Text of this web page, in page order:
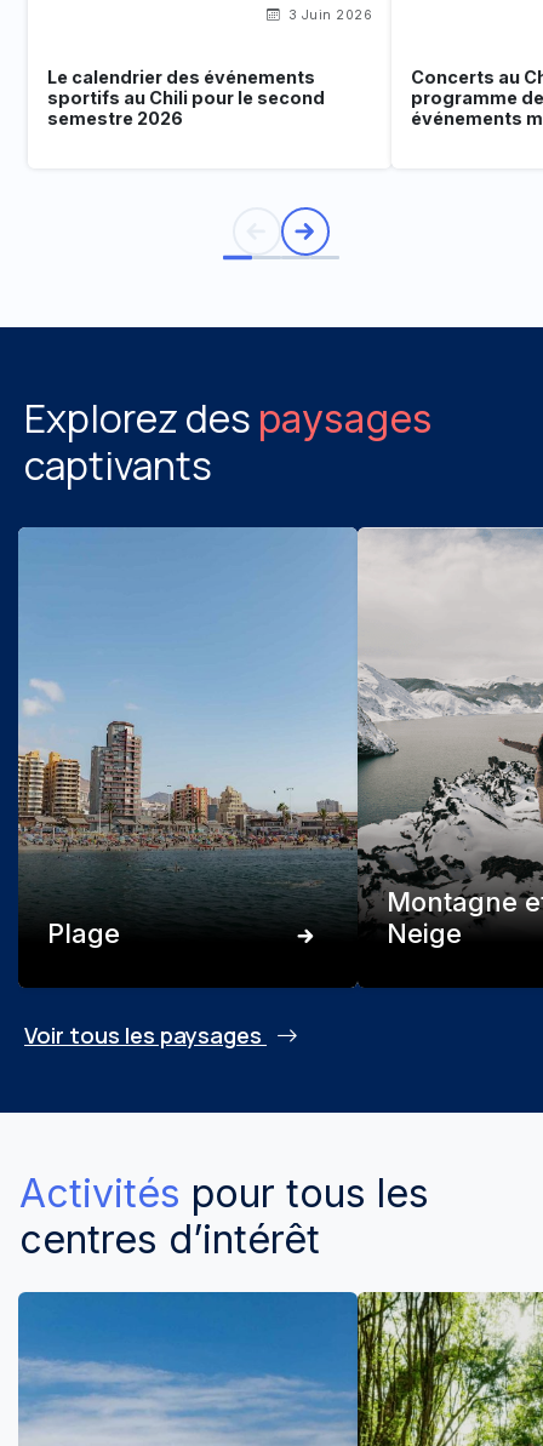
3 Juin 2026
Le calendrier des événements
sportifs au Chili pour le second
semestre 2026
Concerts au
programme
événements
Explorez des paysages
captivants
Plage
Montagne
Neige
Voir tous les paysages
Activités pour tous les
centres d’intérêt